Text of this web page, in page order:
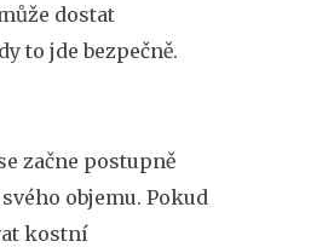
dostat
to jde bezpečně.
začne postupně
objemu. Pokud
kostní